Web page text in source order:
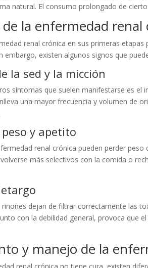
natural. El consumo prolongado de
la enfermedad renal
renal crónica en sus primeras
embargo, existen algunos signos que
la sed y la micción
síntomas que suelen manifestarse es el
una mayor frecuencia y volumen de
y apetito
renal crónica pueden perder
más selectivos con la comida o
dejan de filtrar correctamente las
con la debilidad general, provoca que
y manejo de la